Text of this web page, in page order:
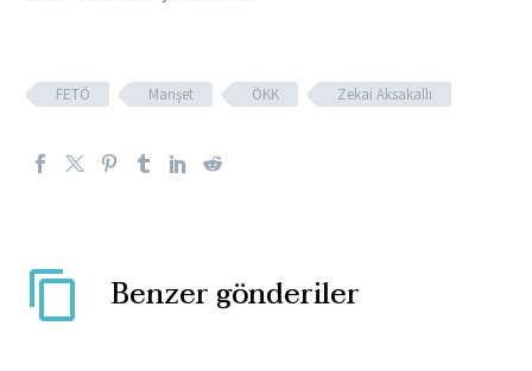
FETÖ Manşet ÖKK Zekai Aksakallı
Benzer gönderiler